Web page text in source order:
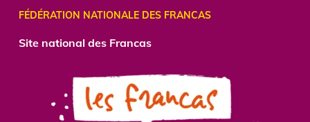
FÉDÉRATION NATIONALE DES FRANCAS
Site national des Francas